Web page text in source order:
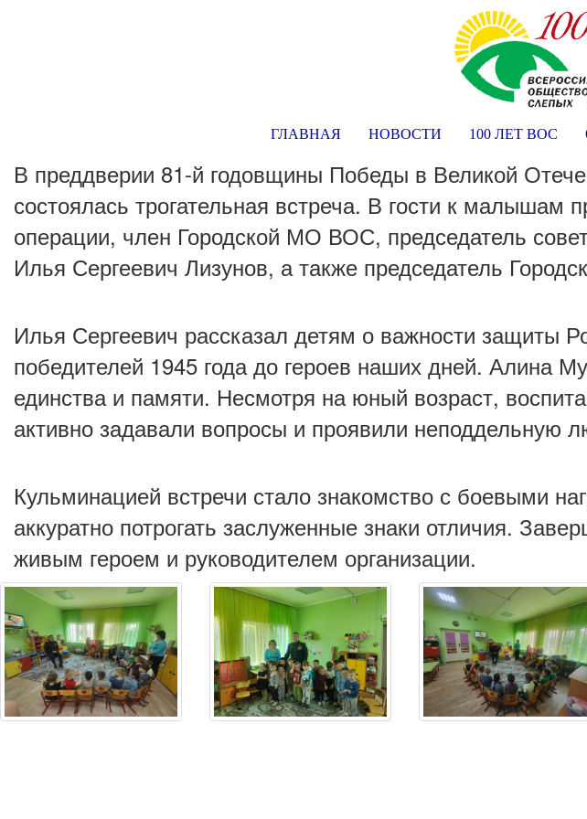
ГЛАВНАЯ НОВОСТИ 100 ЛЕТ ВОС
В преддверии 81-й годовщины Победы в Великой
состоялась трогательная встреча. В гости к малышам
операции, член Городской МО ВОС, председатель
Илья Сергеевич Лизунов, а также председатель
Илья Сергеевич рассказал детям о важности защиты
победителей 1945 года до героев наших дней. Алина
единства и памяти. Несмотря на юный возраст,
активно задавали вопросы и проявили неподдельную
Кульминацией встречи стало знакомство с боевыми
аккуратно потрогать заслуженные знаки отличия.
живым героем и руководителем организации.